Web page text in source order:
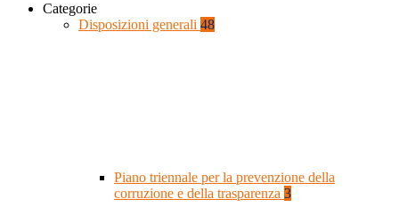
Categorie
Disposizioni generali 48
Piano triennale per la prevenzione della
corruzione e della trasparenza 3